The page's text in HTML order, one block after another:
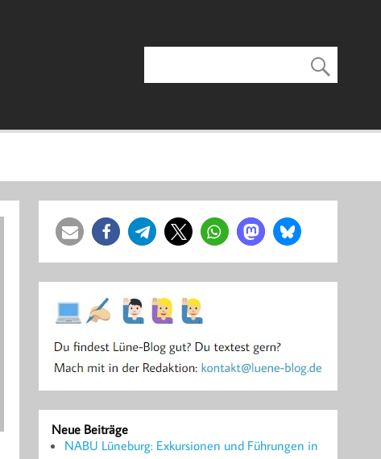
Neue Beiträge
NABU Lüneburg: Exkursionen und Führungen in